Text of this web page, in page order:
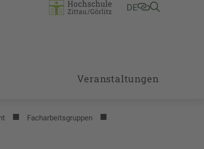
DE
Veranstaltungen
Facharbeitsgruppen